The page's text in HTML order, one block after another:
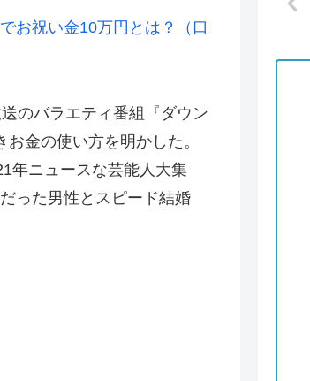
お祝い金10万円とは？（口
のバラエティ番組『ダウン
金の使い方を明かした。
年ニュースな芸能人大集
った男性とスピード結婚